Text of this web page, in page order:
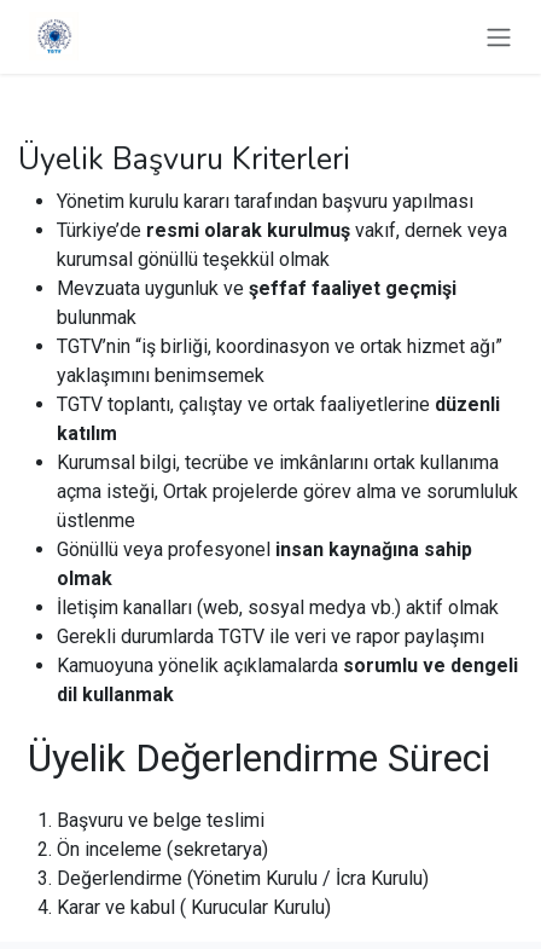
Üyelik Başvuru Kriterleri
Yönetim kurulu kararı tarafından başvuru yapılması
Türkiye’de resmi olarak kurulmuş vakıf, dernek veya
kurumsal gönüllü teşekkül olmak
Mevzuata uygunluk ve şeffaf faaliyet geçmişi
bulunmak
TGTV’nin “iş birliği, koordinasyon ve ortak hizmet ağı”
yaklaşımını benimsemek
TGTV toplantı, çalıştay ve ortak faaliyetlerine düzenli
katılım
Kurumsal bilgi, tecrübe ve imkânlarını ortak kullanıma
açma isteği, Ortak projelerde görev alma ve sorumluluk
üstlenme
Gönüllü veya profesyonel insan kaynağına sahip
olmak
İletişim kanalları (web, sosyal medya vb.) aktif olmak
Gerekli durumlarda TGTV ile veri ve rapor paylaşımı
Kamuoyuna yönelik açıklamalarda sorumlu ve dengeli
dil kullanmak
Üyelik Değerlendirme Süreci
Başvuru ve belge teslimi
Ön inceleme (sekretarya)
Değerlendirme (Yönetim Kurulu / İcra Kurulu)
Karar ve kabul ( Kurucular Kurulu)